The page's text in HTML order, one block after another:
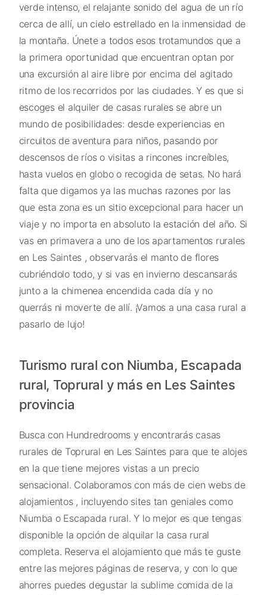
verde intenso, el relajante sonido del agua de un río
cerca de allí, un cielo estrellado en la inmensidad de
la montaña. Únete a todos esos trotamundos que a
la primera oportunidad que encuentran optan por
una excursión al aire libre por encima del agitado
ritmo de los recorridos por las ciudades. Y es que si
escoges el alquiler de casas rurales se abre un
mundo de posibilidades: desde experiencias en
circuitos de aventura para niños, pasando por
descensos de ríos o visitas a rincones increíbles,
hasta vuelos en globo o recogida de setas. No hará
falta que digamos ya las muchas razones por las
que esta zona es un sitio excepcional para hacer un
viaje y no importa en absoluto la estación del año. Si
vas en primavera a uno de los apartamentos rurales
en Les Saintes , observarás el manto de flores
cubriéndolo todo, y si vas en invierno descansarás
junto a la chimenea encendida cada día y no
querrás ni moverte de allí. ¡Vamos a una casa rural a
pasarlo de lujo!
Turismo rural con Niumba, Escapada
rural, Toprural y más en Les Saintes
provincia
Busca con Hundredrooms y encontrarás casas
rurales de Toprural en Les Saintes para que te alojes
en la que tiene mejores vistas a un precio
sensacional. Colaboramos con más de cien webs de
alojamientos , incluyendo sites tan geniales como
Niumba o Escapada rural. Y lo mejor es que tengas
disponible la opción de alquilar la casa rural
completa. Reserva el alojamiento que más te guste
entre las mejores páginas de reserva, y con lo que
ahorres puedes degustar la sublime comida de la